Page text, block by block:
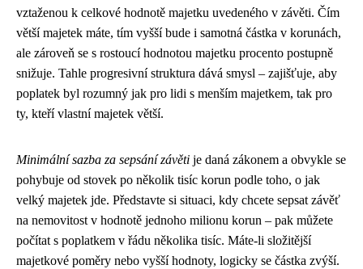
vztaženou k celkové hodnotě majetku uvedeného v závěti. Čím
větší majetek máte, tím vyšší bude i samotná částka v korunách,
ale zároveň se s rostoucí hodnotou majetku procento postupně
snižuje. Tahle progresivní struktura dává smysl – zajišťuje, aby
poplatek byl rozumný jak pro lidi s menším majetkem, tak pro
ty, kteří vlastní majetek větší.
Minimální sazba za sepsání závěti je daná zákonem a obvykle se
pohybuje od stovek po několik tisíc korun podle toho, o jak
velký majetek jde. Představte si situaci, kdy chcete sepsat závěť
na nemovitost v hodnotě jednoho milionu korun – pak můžete
počítat s poplatkem v řádu několika tisíc. Máte-li složitější
majetkové poměry nebo vyšší hodnoty, logicky se částka zvýší.